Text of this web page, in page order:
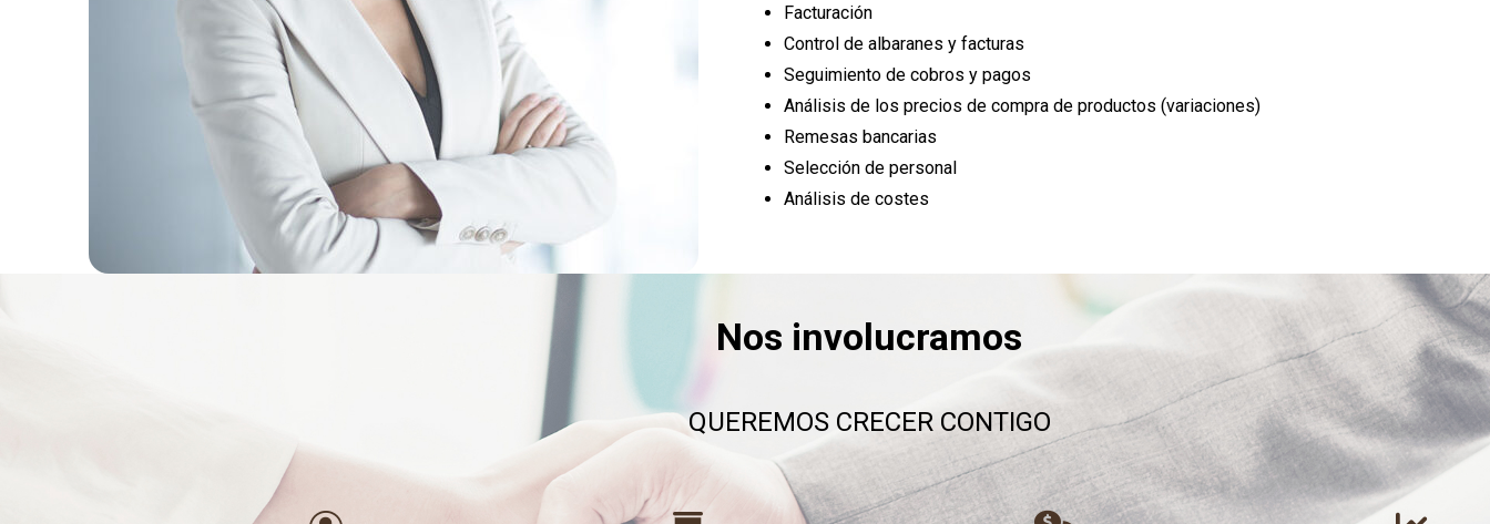
Facturación
Control de albaranes y facturas
Seguimiento de cobros y pagos
Análisis de los precios de compra de productos (variaciones)
Remesas bancarias
Selección de personal
Análisis de costes
Nos involucramos
QUEREMOS CRECER CONTIGO